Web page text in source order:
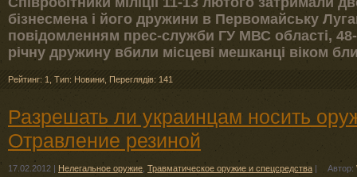
бізнесмена і його дружини в Первомайську
повідомленням прес-служби ГУ МВС області, 48-
річну дружину вбили місцеві мешканці віком
Рейтинг: 1 Тип: Новини Переглядів: 141
Разрешать ли украинцам носить
Отравление резиной
17.02.2012 | Нелегальное оружие Травматическое оружие и спецсредства | Автор: